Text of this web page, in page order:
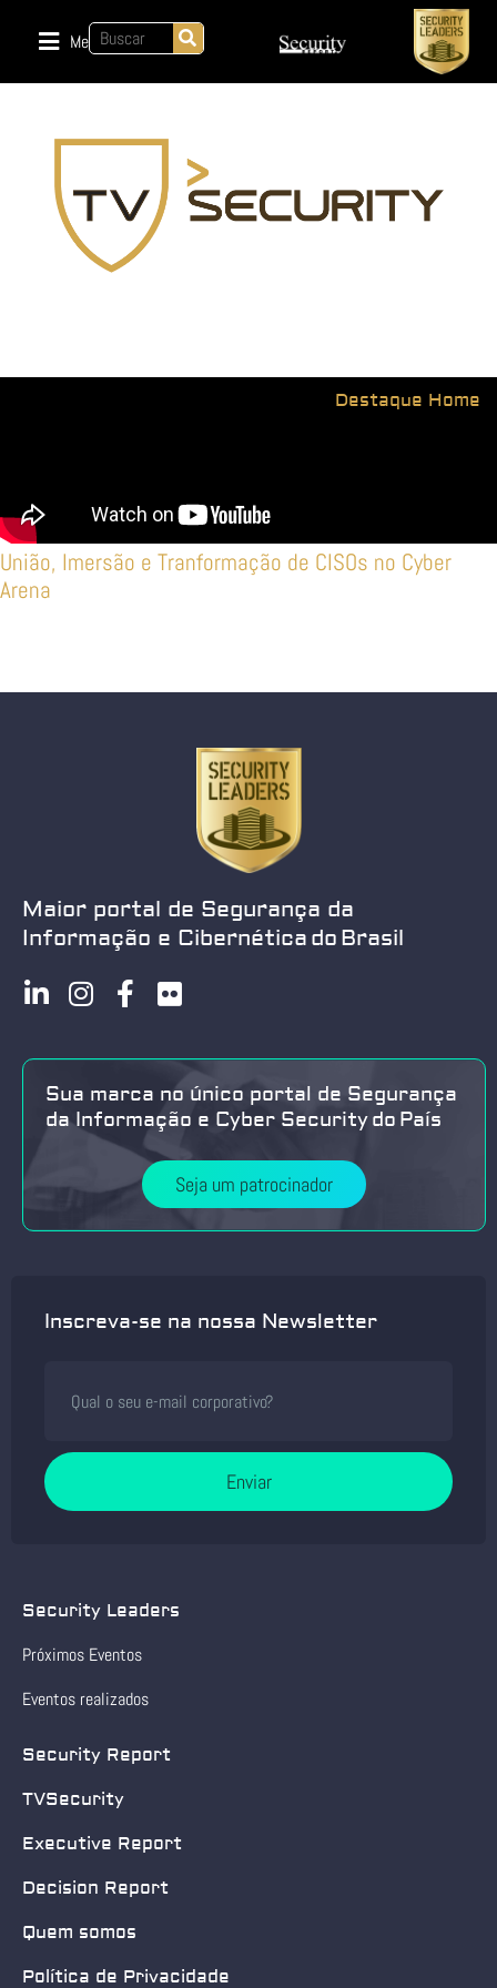
Menu
Destaque Home
União, Imersão e Tranformação de CISOs no Cyber
Arena
Maior portal de Segurança da
Informação e Cibernética do Brasil
Sua marca no único portal de Segurança
da Informação e Cyber Security do País
Seja um patrocinador
Inscreva-se na nossa Newsletter
Enviar
Security Leaders
Próximos Eventos
Eventos realizados
Security Report
TVSecurity
Executive Report
Decision Report
Quem somos
Política de Privacidade